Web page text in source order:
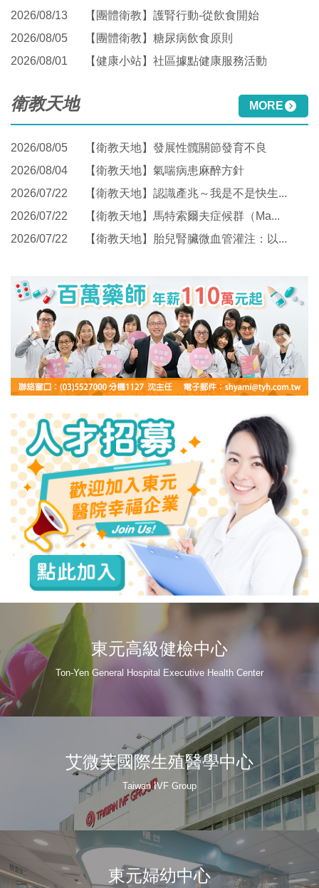
2026/08/13
【團體衛教】護腎行動-從飲食開始
2026/08/05
【團體衛教】糖尿病飲食原則
2026/08/01
【健康小站】社區據點健康服務活動
衛教天地 MORE
2026/08/05
【衛教天地】發展性髖關節發育不良
2026/08/04
【衛教天地】氣喘病患麻醉方針
2026/07/22
【衛教天地】認識產兆～我是不是快生...
2026/07/22
【衛教天地】馬特索爾夫症候群（Ma...
2026/07/22
【衛教天地】胎兒腎臟微血管灌注：以...
Previous Next
東元高級健檢中心
Ton-Yen General Hospital Executive Health Center
艾微芙國際生殖醫學中心
Taiwan IVF Group
東元婦幼中心